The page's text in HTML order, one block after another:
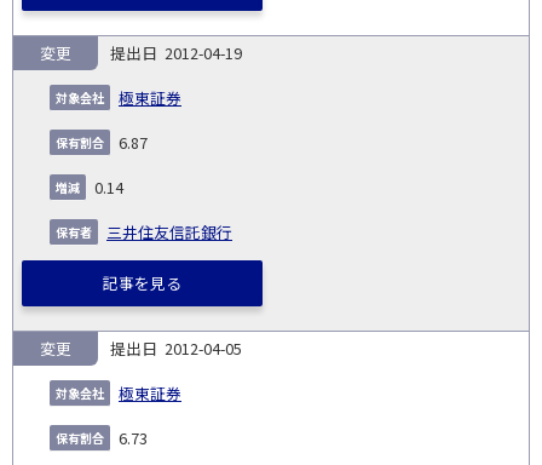
2012-04-19
極東証券
変更
6.87
0.14
三井住友信託銀行
記事を見る
2012-04-05
極東証券
変更
6.73